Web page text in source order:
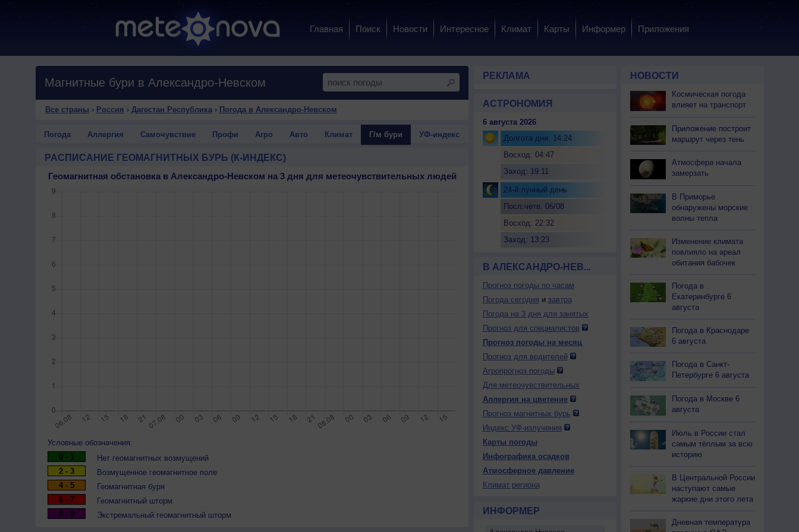
Главная Поиск Новости Интересное Климат Карты Информер Приложения
Магнитные бури в Александро-Невском
Все страны › Россия › Дагестан Республика› Погода в Александро-Невском
Погода Аллергия Самочувствие Профи Агро Авто Климат Г/м бури УФ-индекс
РАСПИСАНИЕ ГЕОМАГНИТНЫХ БУРЬ (К-ИНДЕКС)
Геомагнитная обстановка в Александро-Невском на 3 дня для метеочувствительных людей
Условные обозначения:
0 - 1
Нет геомагнитных возмущений
2 - 3
Возмущенное геомагнитное поле
4 - 5
Геомагнитная буря
6 - 7
Геомагнитный шторм
8 - 9
Экстремальный геомагнитный шторм
РЕКЛАМА
АСТРОНОМИЯ
6 августа 2026
Долгота дня: 14:24
Восход: 04:47
Заход: 19:11
24-й лунный день
Посл.четв. 06/08
Восход: 22:32
Заход: 13:23
В АЛЕКСАНДРО-НЕВ...
Прогноз погоды по часам
Погода сегодня и завтра
Погода на 3 дня для занятых
Прогноз для специалистов
Прогноз погоды на месяц
Прогноз для водителей
Агропрогноз погоды
Для метеочувствительных
Аллергия на цветение
Прогноз магнитных бурь
Индекс УФ-излучения
Карты погоды
Инфографика осадков
Атмосферное давление
Климат региона
ИНФОРМЕР
НОВОСТИ
Космическая погода
влияет на транспорт
Приложение построит
маршрут через тень
Атмосфера начала
замерзать
В Приморье
обнаружены морские
волны тепла
Изменение климата
повлияло на ареал
обитания бабочек
Погода в
Екатеринбурге 6
августа
Погода в Краснодаре
6 августа
Погода в Санкт-
Петербурге 6 августа
Погода в Москве 6
августа
Июль в России стал
самым тёплым за всю
историю
В Центральной России
наступают самые
жаркие дни этого лета
Дневная температура